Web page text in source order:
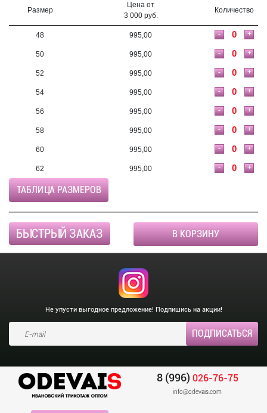
Размер
Цена от
3 000 руб.
Количество
48 995,00 +
-
50 995,00 +
-
52 995,00 +
-
54 995,00 +
-
56 995,00 +
-
58 995,00 +
-
60 995,00 +
-
62 995,00 +
-
ТАБЛИЦА РАЗМЕРОВ
БЫСТРЫЙ ЗАКАЗ В КОРЗИНУ
Не упусти выгодное предложение! Подпишись на акции!
8 (996) 026-76-75
info@odevais.com